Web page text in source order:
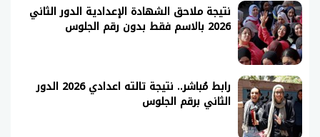
نتيجة ملاحق الشهادة الإعدادية الدور الثاني
2026 بالاسم فقط بدون رقم الجلوس
رابط مُباشر.. نتيجة تالته اعدادي 2026 الدور
الثاني برقم الجلوس